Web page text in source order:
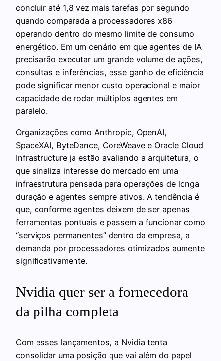
concluir até 1,8 vez mais tarefas por segundo
quando comparada a processadores x86
operando dentro do mesmo limite de consumo
energético. Em um cenário em que agentes de IA
precisarão executar um grande volume de ações,
consultas e inferências, esse ganho de eficiência
pode significar menor custo operacional e maior
capacidade de rodar múltiplos agentes em
paralelo.
Organizações como Anthropic, OpenAI,
SpaceXAI, ByteDance, CoreWeave e Oracle Cloud
Infrastructure já estão avaliando a arquitetura, o
que sinaliza interesse do mercado em uma
infraestrutura pensada para operações de longa
duração e agentes sempre ativos. A tendência é
que, conforme agentes deixem de ser apenas
ferramentas pontuais e passem a funcionar como
“serviços permanentes” dentro da empresa, a
demanda por processadores otimizados aumente
significativamente.
Nvidia quer ser a fornecedora
da pilha completa
Com esses lançamentos, a Nvidia tenta
consolidar uma posição que vai além do papel